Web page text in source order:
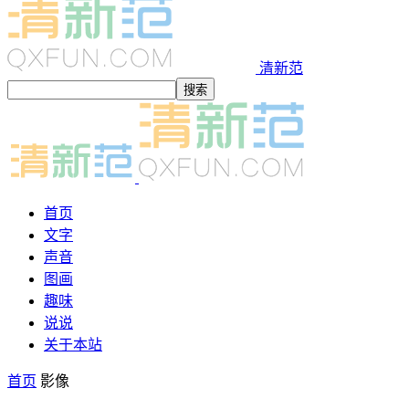
清新范
首页
文字
声音
图画
趣味
说说
关于本站
首页 影像